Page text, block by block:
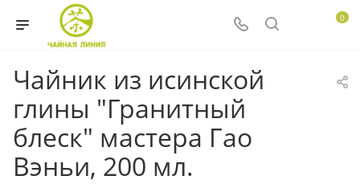
0
Чайник из исинской
глины "Гранитный
блеск" мастера Гао
Вэньи, 200 мл.